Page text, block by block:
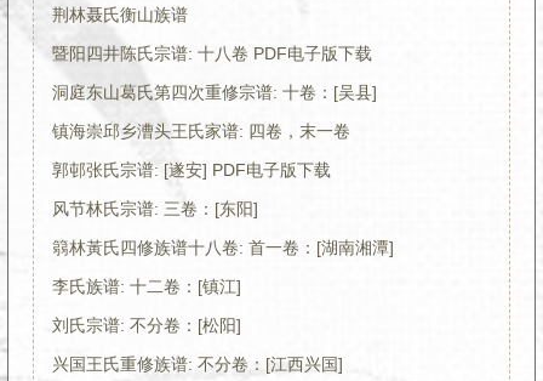
荆林聂氏衡山族谱
暨阳四井陈氏宗谱: 十八卷 PDF电子版下载
洞庭东山葛氏第四次重修宗谱: 十卷：[吴县]
镇海崇邱乡漕头王氏家谱: 四卷，末一卷
郭邨张氏宗谱: [遂安] PDF电子版下载
风节林氏宗谱: 三卷：[东阳]
篛林黃氏四修族谱十八卷: 首一卷：[湖南湘潭]
李氏族谱: 十二卷：[镇江]
刘氏宗谱: 不分卷：[松阳]
兴国王氏重修族谱: 不分卷：[江西兴国]